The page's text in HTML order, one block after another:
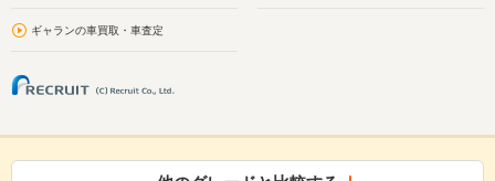
ギャランの車買取・車査定